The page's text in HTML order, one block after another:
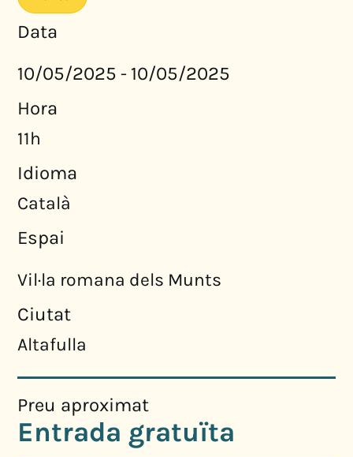
Data
10/05/2025 - 10/05/2025
Hora
11h
Idioma
Català
Espai
Vil·la romana dels Munts
Ciutat
Altafulla
Preu aproximat
Entrada gratuïta